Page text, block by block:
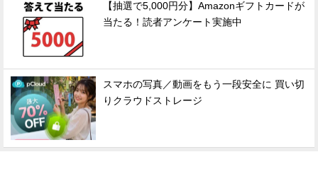
【抽選で5,000円分】Amazonギフトカードが
当たる！読者アンケート実施中
スマホの写真／動画をもう一段安全に 買い切
りクラウドストレージ